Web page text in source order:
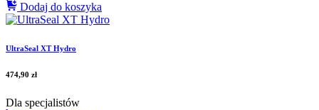
Dodaj do koszyka
UltraSeal XT Hydro
474,90 zł
Dla specjalistów